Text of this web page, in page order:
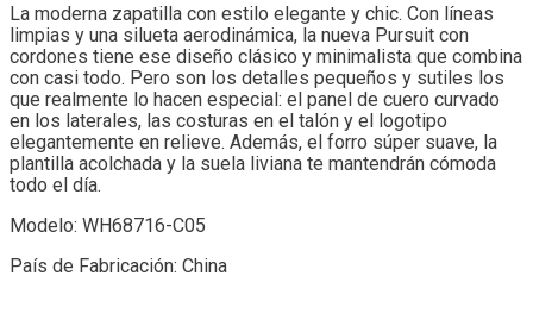
La moderna zapatilla con estilo elegante y chic. Con líneas
limpias y una silueta aerodinámica, la nueva Pursuit con
cordones tiene ese diseño clásico y minimalista que combina
con casi todo. Pero son los detalles pequeños y sutiles los
que realmente lo hacen especial: el panel de cuero curvado
en los laterales, las costuras en el talón y el logotipo
elegantemente en relieve. Además, el forro súper suave, la
plantilla acolchada y la suela liviana te mantendrán cómoda
todo el día.
Modelo: WH68716-C05
País de Fabricación: China